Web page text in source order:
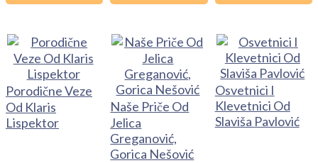
Porodične Veze
Od Klaris
Lispektor
Naše Priče Od
Jelica
Greganović,
Gorica Nešović
Osvetnici I
Klevetnici Od
Slaviša Pavlović